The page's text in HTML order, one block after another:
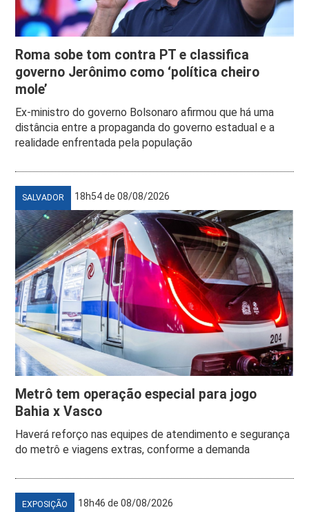
Roma sobe tom contra PT e classifica
governo Jerônimo como ‘política cheiro
mole’
Ex-ministro do governo Bolsonaro afirmou que há uma
distância entre a propaganda do governo estadual e a
realidade enfrentada pela população
SALVADOR 18h54 de 08/08/2026
Metrô tem operação especial para jogo
Bahia x Vasco
Haverá reforço nas equipes de atendimento e segurança
do metrô e viagens extras, conforme a demanda
EXPOSIÇÃO 18h46 de 08/08/2026